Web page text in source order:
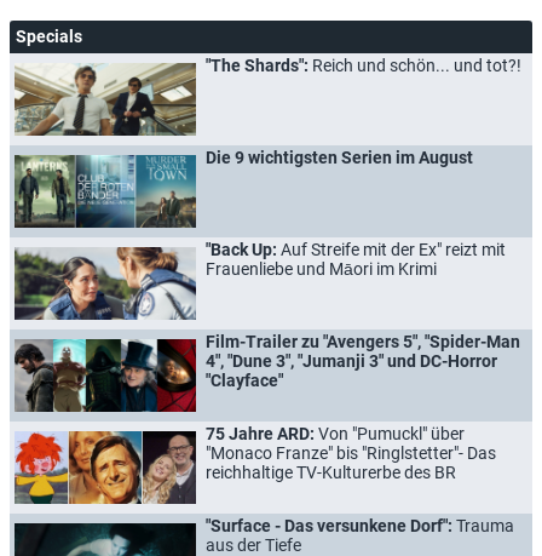
Specials
"The Shards": Reich und schön... und tot?!
Die 9 wichtigsten Serien im August
"Back Up: Auf Streife mit der Ex" reizt mit
Frauenliebe und Māori im Krimi
Film-Trailer zu "Avengers 5", "Spider-Man
4", "Dune 3", "Jumanji 3" und DC-Horror
"Clayface"
75 Jahre ARD: Von "Pumuckl" über
"Monaco Franze" bis "Ringlstetter"- Das
reichhaltige TV-Kulturerbe des BR
"Surface - Das versunkene Dorf": Trauma
aus der Tiefe